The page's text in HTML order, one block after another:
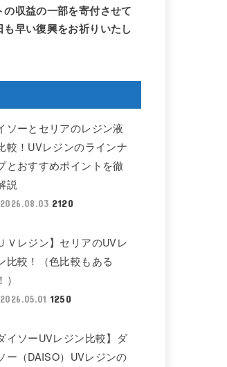
の収益の一部を寄付させて
早い復興をお祈りいたし
ソーとセリアのレジン液
較！UVレジンのラインナ
とおすすめポイントを徹
説
2026.08.03 2120
Ｖレジン】セリアのUVレ
比較！（色比較もある
）
2026.05.01 1250
イソーUVレジン比較】ダ
ー（DAISO）UVレジンの